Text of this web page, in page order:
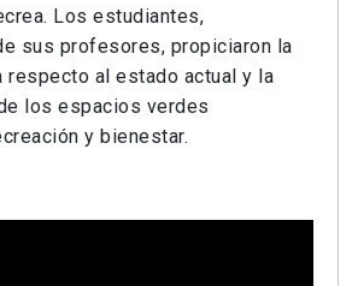
Los estudiantes,
sus profesores, propiciaron la
al estado actual y la
los espacios verdes
y bienestar.